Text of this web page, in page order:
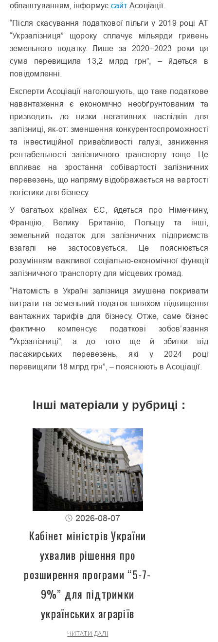
облаштуванням, інформує сайт Асоціації.
“Після скасування податкової пільги у 2019 році АТ
“Укрзалізниця” щороку сплачує мільярди гривень
земельного податку. Лише за 2020–2023 роки ця
сума перевищила 13,2 млрд грн”, – йдеться в
повідомленні.
Експерти Асоціації наголошують, що таке податкове
навантаження є економічно необґрунтованим та
призводить до низки негативних наслідків для
залізниці, як-от: зменшення конкурентоспроможності
та інвестиційної привабливості галузі, заниження
рентабельності залізничного транспорту тощо. Це
впливає на зростання собівартості залізничних
перевезень, що напряму відображається на вартості
логістики для бізнесу.
У багатьох країнах ЄС, йдеться про Німеччину,
Францію, Велику Британію, Польщу та інші,
земельний податок для залізничних підприємств
взагалі не застосовується. Це пояснюється
розумінням важливої соціально-економічної функції
залізничного транспорту для місцевих громад.
“Натомість в Україні залізниця змушена покривати
витрати на земельний податок шляхом підвищення
вантажних тарифів для бізнесу. Отже, саме бізнес
фактично компенсує податкові зобов’язання
“Укрзалізниці”, а до того ще й збитки від
пасажирських перевезень, які у 2024 році
перевищили 18 млрд грн”, – пояснюють в Асоціації.
Інші матеріали у рубриці :
2026-08-07
Кабінет міністрів України
ухвалив рішення про
розширення програми “5-7-
9%” для підтримки
українських аграріїв
ЧИТАТИ ДАЛІ